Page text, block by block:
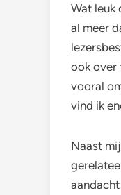
Wat leuk
al meer
ook over
vooral
vind ik
Naast